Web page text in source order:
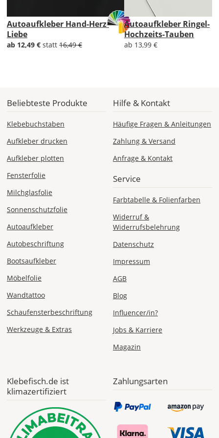
DE
Deutschland
Di., 18.08. -
Sa., 22.08.
1,99 EUR
ohne
Versandkosten 1,99
Deutschland
ab 7,98
Produktionsaufschlag
ab 5,99 EUR*
Versandkosten 1,99
EUR
Express
CH
Autoaufkleber Hand-Herz-
Liebe
ab 12,49 € statt 16,49 €
Autoaufkleber Ringel-
Hochzeits-Tauben
ab 13,99 €
Beliebteste Produkte
Klebebuchstaben
Aufkleber drucken
Aufkleber plotten
Fensterfolie
Milchglasfolie
Sonnenschutzfolie
Autoaufkleber
Autobeschriftung
Bootsaufkleber
Möbelfolie
Wandtattoo
Schaufensterbeschriftung
Werkzeuge & Extras
Hilfe & Kontakt
Häufige Fragen & Anleitungen
Zahlung & Versand
Anfrage & Kontakt
Service
Farbtabelle & Folienfarben
Widerruf &
Widerrufsbelehrung
Datenschutz
Impressum
AGB
Blog
Influencer/in?
Jobs & Karriere
Magazin
Klebefisch.de ist
klimazertifiziert
Zahlungsarten